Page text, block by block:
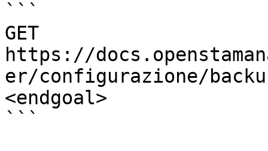
```
GET
https://
er/configurazione/
<endgoal>
```